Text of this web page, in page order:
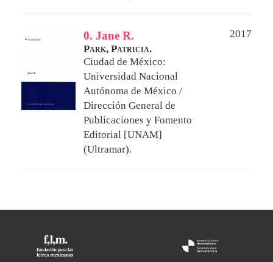
0. Jane R.
2017
Park, Patricia.
Ciudad de México:
Universidad Nacional
Autónoma de México /
Dirección General de
Publicaciones y Fomento
Editorial [UNAM]
(Ultramar).